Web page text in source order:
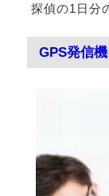
探偵の1日分
GPS発信